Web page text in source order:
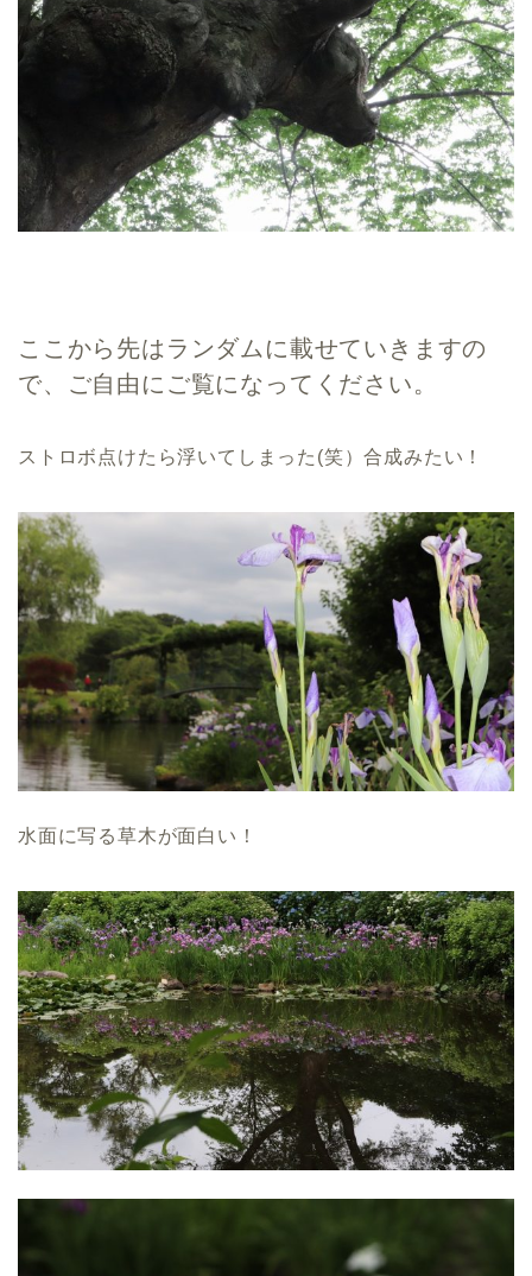
ここから先はランダムに載せていきますの
で、ご自由にご覧になってください。
ストロボ点けたら浮いてしまった(笑）合成みたい！
水面に写る草木が面白い！